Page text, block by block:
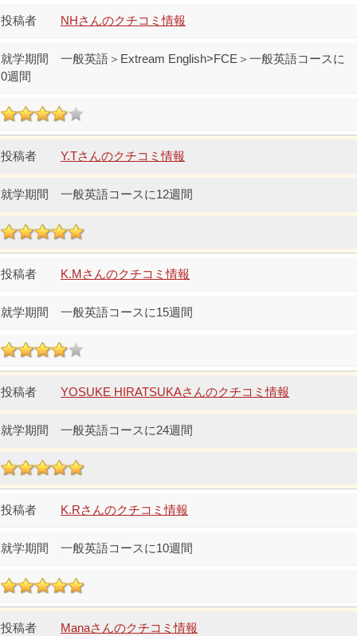
NHさんのクチコミ情報
一般英語＞Extream English>FCE＞一般英語コースに
0週間
Y.Tさんのクチコミ情報
一般英語コースに12週間
K.Mさんのクチコミ情報
一般英語コースに15週間
YOSUKE HIRATSUKAさんのクチコミ情報
一般英語コースに24週間
K.Rさんのクチコミ情報
一般英語コースに10週間
Manaさんのクチコミ情報